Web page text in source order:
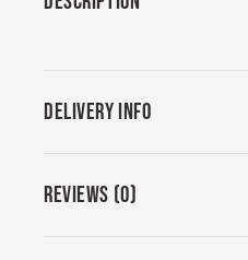
DELIVERY INFO
REVIEWS (0)